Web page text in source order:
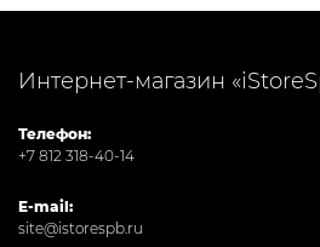
Интернет-магазин
Телефон:
+7 812 318-40-14
E-mail:
site@istorespb.ru